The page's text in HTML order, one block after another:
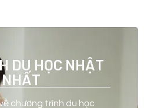
DU HỌC NHẬT
chương trình du học